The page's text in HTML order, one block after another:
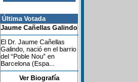
Última Votada
Jaume Cañellas Galindo
El Dr. Jaume Cañellas
Galindo, nació en el barrio
del “Poble Nou” en
Barcelona (Espa...
Ver Biografía